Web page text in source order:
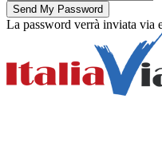
La password verrà inviata via